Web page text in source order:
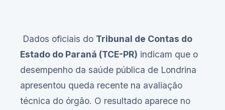
Dados oficiais do Tribunal de Contas do
Estado do Paraná (TCE-PR) indicam que o
desempenho da saúde pública de Londrina
apresentou queda recente na avaliação
técnica do órgão. O resultado aparece no